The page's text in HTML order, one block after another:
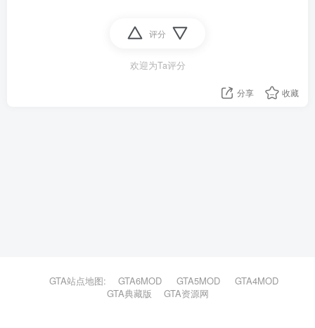
评分
欢迎为Ta评分
分享 收藏
GTA站点地图: GTA6MOD GTA5MOD
GTA4MOD
GTA典藏版
GTA资源网